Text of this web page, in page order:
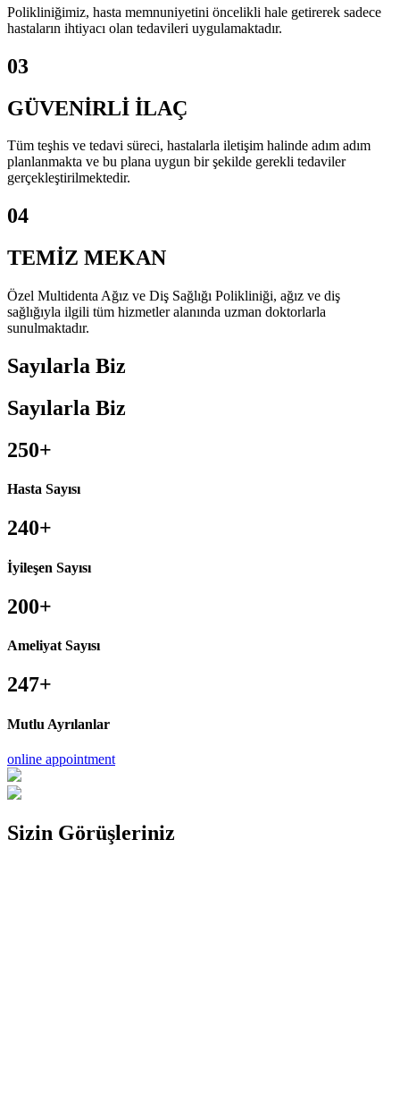
Polikliniğimiz, hasta memnuniyetini öncelikli hale getirerek sadece
hastaların ihtiyacı olan tedavileri uygulamaktadır.
03
GÜVENİRLİ İLAÇ
Tüm teşhis ve tedavi süreci, hastalarla iletişim halinde adım adım
planlanmakta ve bu plana uygun bir şekilde gerekli tedaviler
gerçekleştirilmektedir.
04
TEMİZ MEKAN
Özel Multidenta Ağız ve Diş Sağlığı Polikliniği, ağız ve diş
sağlığıyla ilgili tüm hizmetler alanında uzman doktorlarla
sunulmaktadır.
Sayılarla Biz
Sayılarla Biz
250+
Hasta Sayısı
240+
İyileşen Sayısı
200+
Ameliyat Sayısı
247+
Mutlu Ayrılanlar
online appointment
Sizin Görüşleriniz